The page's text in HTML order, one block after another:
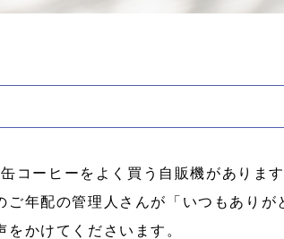
コーヒーをよく買う自販機があります
年配の管理人さんが「いつもありが
かけてくださいます。